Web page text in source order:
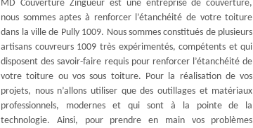
MD Couverture Zingueur est une entreprise de couverture,
nous sommes aptes à renforcer l’étanchéité de votre toiture
dans la ville de Pully 1009. Nous sommes constitués de plusieurs
artisans couvreurs 1009 très expérimentés, compétents et qui
disposent des savoir-faire requis pour renforcer l’étanchéité de
votre toiture ou vos sous toiture. Pour la réalisation de vos
projets, nous n’allons utiliser que des outillages et matériaux
professionnels, modernes et qui sont à la pointe de la
technologie. Ainsi, pour prendre en main vos problèmes